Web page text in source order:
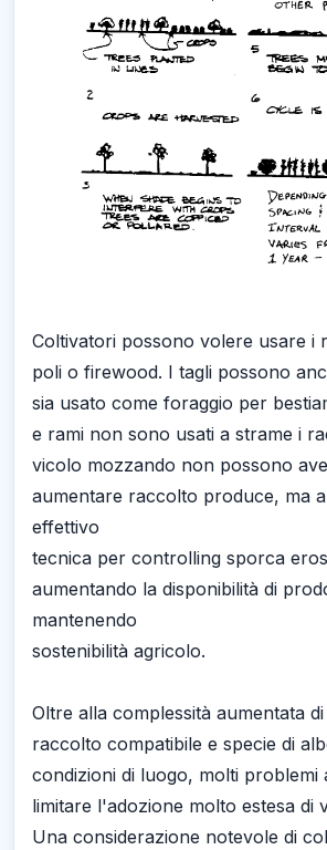
Coltivatori possono volere usare i
poli o firewood. I tagli possono
sia usato come foraggio per
e rami non sono usati a strame i
vicolo mozzando non possono
aumentare raccolto produce, ma
effettivo
tecnica per controlling sporca
aumentando la disponibilità di
mantenendo
sostenibilità agricolo.
Oltre alla complessità aumentata
raccolto compatibile e specie di
condizioni di luogo, molti problemi
limitare l'adozione molto estesa di
Una considerazione notevole di